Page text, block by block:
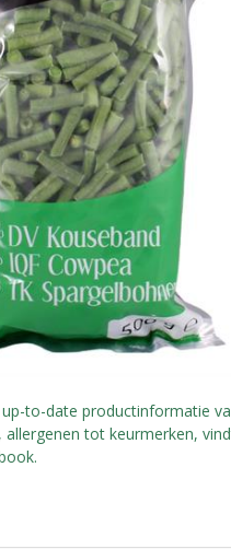
to-date productinformatie
allergenen tot keurmerken,